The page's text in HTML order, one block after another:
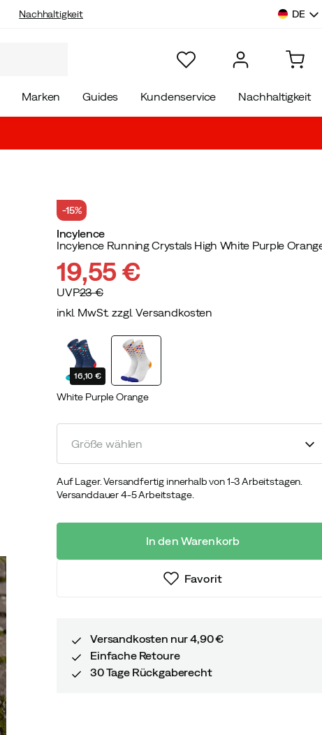
Nachhaltigkeit DE
Marken Guides Kundenservice Nachhaltigkeit
-15%
Incylence
Incylence Running Crystals High White Purple
discounted
price
19,55 €
original
price
UVP23 €
inkl. MwSt. zzgl. Versandkosten
16,10 €
White Purple Orange
Größe wählen
Auf Lager. Versandfertig innerhalb von 1-3 Arbeitstagen.
Versanddauer 4-5 Arbeitstage.
In den Warenkorb
Favorit
Versandkosten nur 4,90 €
Einfache Retoure
30 Tage Rückgaberecht